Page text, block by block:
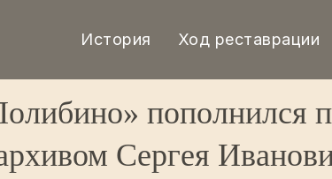
История Ход реставрации
пополнился
Сергея